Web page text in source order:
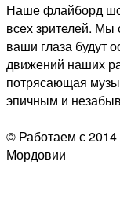
Наше флайборд
всех зрителей. Мы
ваши глаза будут
движений наших
потрясающая
эпичным и
© Работаем с 2014
Мордовии